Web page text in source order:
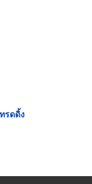
รดดิ้ง